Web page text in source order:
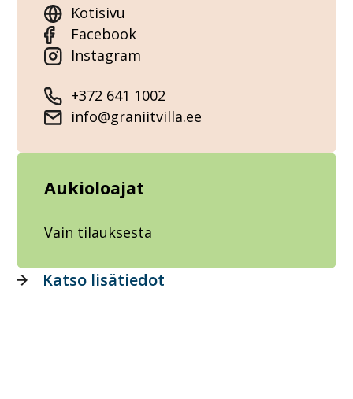
Kotisivu
Facebook
Instagram
+372 641 1002
info@graniitvilla.ee
Aukioloajat
Vain tilauksesta
Katso lisätiedot